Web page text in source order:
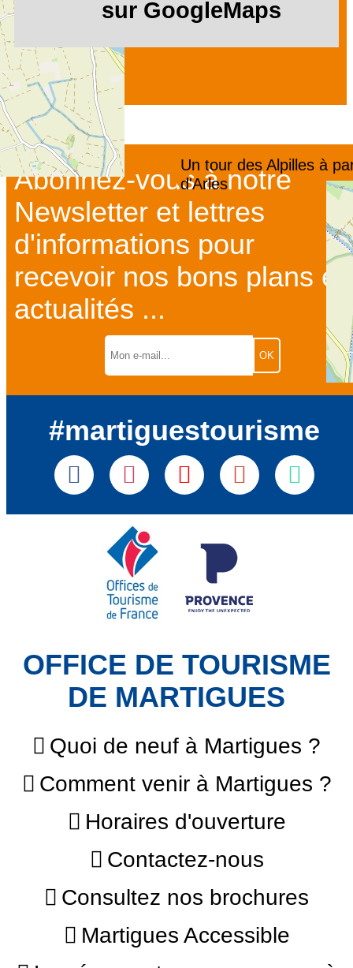
Un tour des Alpilles à
d'Arles
sur GoogleMaps
Abonnez-vous à notre
Newsletter et lettres
d'informations pour
recevoir nos bons plans et
actualités ...
#martiguestourisme
OFFICE DE TOURISME
DE MARTIGUES
Quoi de neuf à Martigues ?
Comment venir à Martigues ?
Horaires d'ouverture
Contactez-nous
Consultez nos brochures
Martigues Accessible